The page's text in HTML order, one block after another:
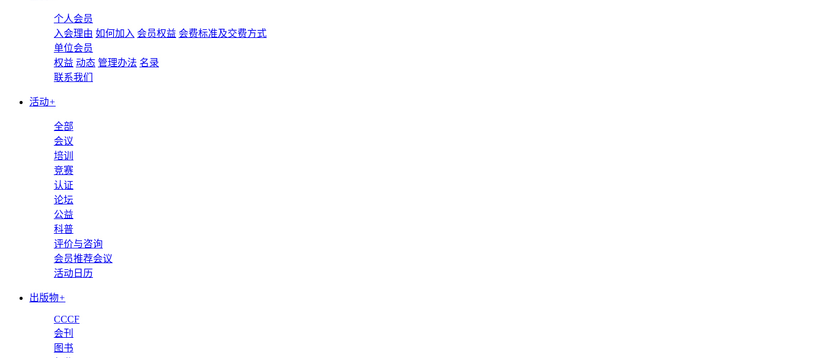
个人会员
入会理由 如何加入 会员权益 会费标准及交费方式
单位会员
权益 动态 管理办法 名录
联系我们
活动+
全部
会议
培训
竞赛
认证
论坛
公益
科普
评价与咨询
会员推荐会议
活动日历
出版物+
CCCF
会刊
图书